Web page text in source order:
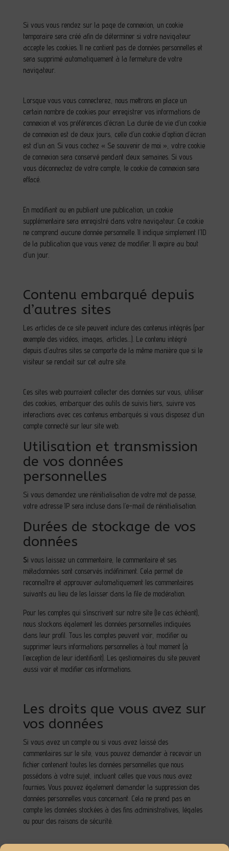
Si vous vous rendez sur la page de connexion, un cookie
temporaire sera créé afin de déterminer si votre navigateur
accepte les cookies. Il ne contient pas de données personnelles et
sera supprimé automatiquement à la fermeture de votre
navigateur.
Lorsque vous vous connecterez, nous mettrons en place un
certain nombre de cookies pour enregistrer vos informations de
connexion et vos préférences d’écran. La durée de vie d’un cookie
de connexion est de deux jours, celle d’un cookie d’option d’écran
est d’un an. Si vous cochez « Se souvenir de moi », votre cookie
de connexion sera conservé pendant deux semaines. Si vous
vous déconnectez de votre compte, le cookie de connexion sera
effacé.
En modifiant ou en publiant une publication, un cookie
supplémentaire sera enregistré dans votre navigateur. Ce cookie
ne comprend aucune donnée personnelle. Il indique simplement l’ID
de la publication que vous venez de modifier. Il expire au bout
d’un jour.
Contenu embarqué depuis
d’autres sites
Les articles de ce site peuvent inclure des contenus intégrés (par
exemple des vidéos, images, articles…). Le contenu intégré
depuis d’autres sites se comporte de la même manière que si le
visiteur se rendait sur cet autre site.
Ces sites web pourraient collecter des données sur vous, utiliser
des cookies, embarquer des outils de suivis tiers, suivre vos
interactions avec ces contenus embarqués si vous disposez d’un
compte connecté sur leur site web.
Utilisation et transmission
de vos données
personnelles
Si vous demandez une réinitialisation de votre mot de passe,
votre adresse IP sera incluse dans l’e-mail de réinitialisation.
Durées de stockage de vos
données
Si vous laissez un commentaire, le commentaire et ses
métadonnées sont conservés indéfiniment. Cela permet de
reconnaître et approuver automatiquement les commentaires
suivants au lieu de les laisser dans la file de modération.
Pour les comptes qui s’inscrivent sur notre site (le cas échéant),
nous stockons également les données personnelles indiquées
dans leur profil. Tous les comptes peuvent voir, modifier ou
supprimer leurs informations personnelles à tout moment (à
l’exception de leur identifiant). Les gestionnaires du site peuvent
aussi voir et modifier ces informations.
Les droits que vous avez sur
vos données
Si vous avez un compte ou si vous avez laissé des
commentaires sur le site, vous pouvez demander à recevoir un
fichier contenant toutes les données personnelles que nous
possédons à votre sujet, incluant celles que vous nous avez
fournies. Vous pouvez également demander la suppression des
données personnelles vous concernant. Cela ne prend pas en
compte les données stockées à des fins administratives, légales
ou pour des raisons de sécurité.